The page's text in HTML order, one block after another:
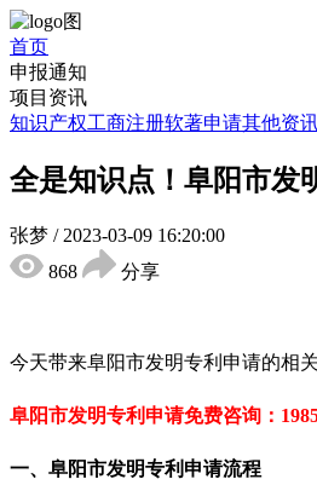
首页
申报通知
项目资讯
知识产权工商注册软著申请其他资
全是知识点！阜阳市发
张梦 / 2023-03-09 16:20:00
868
分享
今天带来阜阳市发明专利申请的相
阜阳市发明专利申请免费咨询：
一、阜阳市发明专利 申请流程